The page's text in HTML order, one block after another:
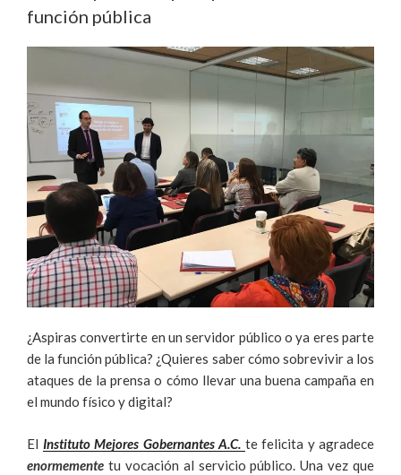
función pública
¿Aspiras convertirte en un servidor público o ya eres parte
de la función pública? ¿Quieres saber cómo sobrevivir a los
ataques de la prensa o cómo llevar una buena campaña en
el mundo físico y digital?
El Instituto Mejores Gobernantes A.C. te felicita y agradece
enormemente tu vocación al servicio público. Una vez que